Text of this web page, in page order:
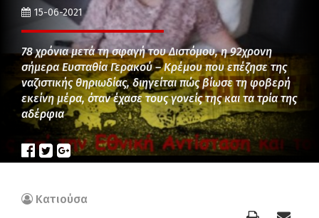
15-06-2021
78 χρόνια μετά τη σφαγή του Διστόμου, η 92χρονη
σήμερα Ευσταθία Γερακού – Κρέμου που επέζησε της
ναζιστικής θηριωδίας, διηγείται πώς βίωσε τη φοβερή
εκείνη μέρα, όταν έχασε τους γονείς της και τα τρία της
αδέρφια
Κατιούσα